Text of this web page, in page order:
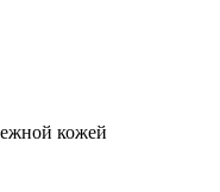
кожей